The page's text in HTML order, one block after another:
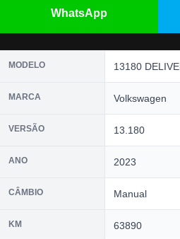
WhatsApp
MODELO 13180
MARCA Volkswagen
VERSÃO 13.180
ANO 2023
CÂMBIO Manual
KM 63890